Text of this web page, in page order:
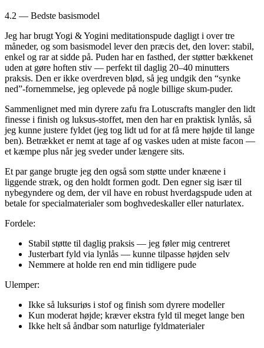
4.2 — Bedste basismodel
Jeg har brugt Yogi & Yogini meditationspude dagligt i over tre
måneder, og som basismodel lever den præcis det, den lover: stabil,
enkel og rar at sidde på. Puden har en fasthed, der støtter bækkenet
uden at gøre hoften stiv — perfekt til daglig 20–40 minutters
praksis. Den er ikke overdreven blød, så jeg undgik den “synke
ned”-fornemmelse, jeg oplevede på nogle billige skum-puder.
Sammenlignet med min dyrere zafu fra Lotuscrafts mangler den lidt
finesse i finish og luksus-stoffet, men den har en praktisk lynlås, så
jeg kunne justere fyldet (jeg tog lidt ud for at få mere højde til lange
ben). Betrækket er nemt at tage af og vaskes uden at miste facon —
et kæmpe plus når jeg sveder under længere sits.
Et par gange brugte jeg den også som støtte under knæene i
liggende stræk, og den holdt formen godt. Den egner sig især til
nybegyndere og dem, der vil have en robust hverdagspude uden at
betale for specialmaterialer som boghvedeskaller eller naturlatex.
Fordele:
Stabil støtte til daglig praksis — jeg føler mig centreret
Justerbart fyld via lynlås — kunne tilpasse højden selv
Nemmere at holde ren end min tidligere pude
Ulemper:
Ikke så luksuriøs i stof og finish som dyrere modeller
Kun moderat højde; kræver ekstra fyld til meget lange ben
Ikke helt så åndbar som naturlige fyldmaterialer